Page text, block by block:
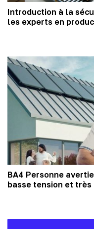
Introduction à la
les experts en
BA4 Personne
basse tension et très